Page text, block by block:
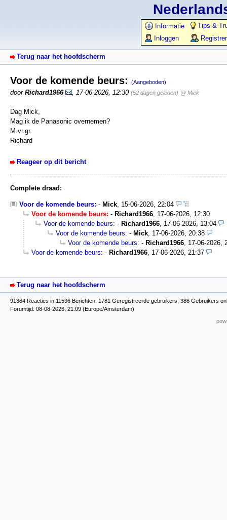
Informatie
Tips &
Inloggen
Terug naar het hoofdscherm
Voor de komende beurs: (Aangeboden)
door Richard1966 17-06-2026, 12:30 (52 dagen geleden) @ Mick
Dag Mick,
Mag ik de Panasonic overnemen?
M.vr.gr.
Richard
Reageer op dit bericht
Complete draad:
Voor de komende beurs: - Mick 15-06-2026, 22:04
Voor de komende beurs: - Richard1966 17-06-2026, 12:30
Voor de komende beurs: - Richard1966 17-06-2026, 13:04
Voor de komende beurs: - Mick 17-06-2026, 20:38
Voor de komende beurs: - Richard1966 17-06-2026,
Voor de komende beurs: - Richard1966 17-06-2026, 21:37
Terug naar het hoofdscherm
91384 Reacties in 11596 Berichten, 1781 Geregistreerde gebruikers, 386 Gebruikers
Forumtijd: 08-08-2026, 21:09 (Europe/Amsterdam)